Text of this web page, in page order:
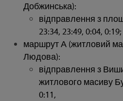
Добжинська):
відправлення з
23:34, 23:49, 0:04, 0:19;
маршрут А (житловий
Людова):
відправлення з
житлового масиву
0:11,